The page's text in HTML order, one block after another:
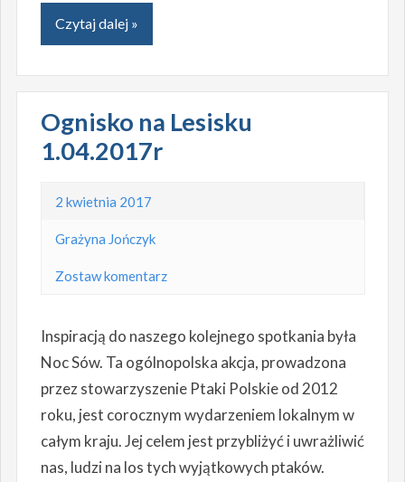
Czytaj dalej »
Ognisko na Lesisku
1.04.2017r
2 kwietnia 2017
Grażyna Jończyk
Zostaw komentarz
Inspiracją do naszego kolejnego spotkania była
Noc Sów. Ta ogólnopolska akcja, prowadzona
przez stowarzyszenie Ptaki Polskie od 2012
roku, jest corocznym wydarzeniem lokalnym w
całym kraju. Jej celem jest przybliżyć i uwrażliwić
nas, ludzi na los tych wyjątkowych ptaków.